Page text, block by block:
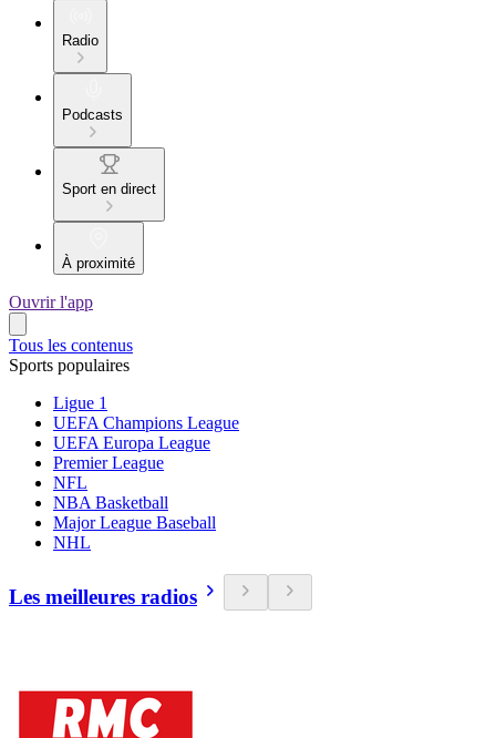
Radio
Podcasts
Sport en direct
À proximité
Ouvrir l'app
Tous les contenus
Sports populaires
Ligue 1
UEFA Champions League
UEFA Europa League
Premier League
NFL
NBA Basketball
Major League Baseball
NHL
Les meilleures radios